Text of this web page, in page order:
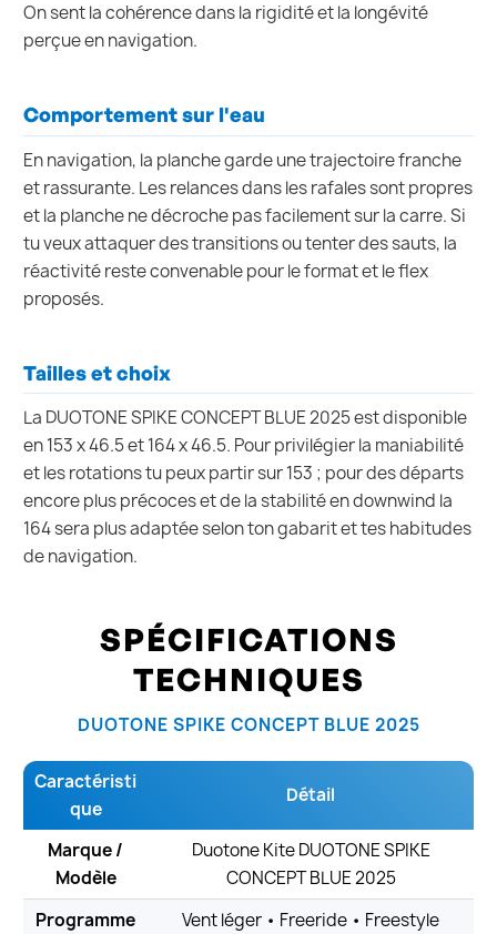
On sent la cohérence dans la rigidité et la longévité
perçue en navigation.
Comportement sur l'eau
En navigation, la planche garde une trajectoire franche
et rassurante. Les relances dans les rafales sont propres
et la planche ne décroche pas facilement sur la carre. Si
tu veux attaquer des transitions ou tenter des sauts, la
réactivité reste convenable pour le format et le flex
proposés.
Tailles et choix
La DUOTONE SPIKE CONCEPT BLUE 2025 est disponible
en 153 x 46.5 et 164 x 46.5. Pour privilégier la maniabilité
et les rotations tu peux partir sur 153 ; pour des départs
encore plus précoces et de la stabilité en downwind la
164 sera plus adaptée selon ton gabarit et tes habitudes
de navigation.
SPÉCIFICATIONS
TECHNIQUES
DUOTONE SPIKE CONCEPT BLUE 2025
Caractéristi
que
Détail
Marque /
Modèle
Duotone Kite DUOTONE SPIKE
CONCEPT BLUE 2025
Programme
Vent léger • Freeride • Freestyle